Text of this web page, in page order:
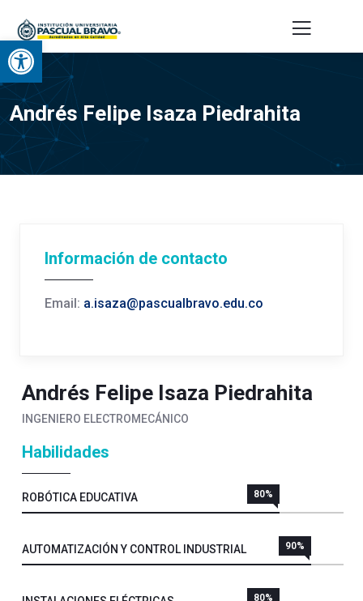
Abrir barra de herramientas
Andrés Felipe Isaza Piedrahita
Información de contacto
Email: a.isaza@pascualbravo.edu.co
Andrés Felipe Isaza Piedrahita
INGENIERO ELECTROMECÁNICO
Habilidades
ROBÓTICA EDUCATIVA 80%
AUTOMATIZACIÓN Y CONTROL INDUSTRIAL 90%
80%